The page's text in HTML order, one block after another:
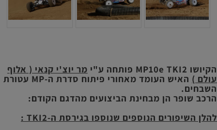
הקיושו MP10e TKI2 פותחה ע"י
מר יוצ'י קנאי ( אלוף
עולם )
האיש העומד מאחורי פיתוח סדרת ה-MP עטורת
השבחים.
הרכב שופר הן מבחינת הביצועים מהדגם הקודם:
להלן השיפורים הנוספים שנוספו בגירסת ה-TKI2 :